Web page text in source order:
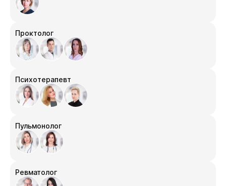
Проктолог
Психотерапевт
Пульмонолог
Ревматолог